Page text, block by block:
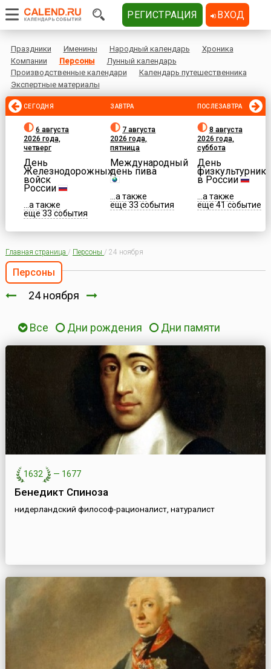
Праздники Именины Народный календарь
Хроника
Компании
Персоны
Лунный календарь
Производственные календари
Календарь путешественника
Экспертные материалы
СЕГОДНЯ
6 августа
2026 года,
четверг
День
Железнодорожных
войск
России
...а также
еще 33 события
ЗАВТРА
7 августа
2026 года,
пятница
Международный
день пива
...а также
еще 33 события
ПОСЛЕЗАВТРА
8 августа
2026 года,
суббота
День
физкультурника
в России
...а также
еще 41 событие
Главная страница / Персоны / 24 ноября
Персоны
24 ноября
Все Дни рождения Дни памяти
1632 — 1677
Бенедикт Спиноза
нидерландский философ-рационалист, натуралист
РЕГИСТРАЦИЯ ВХОД